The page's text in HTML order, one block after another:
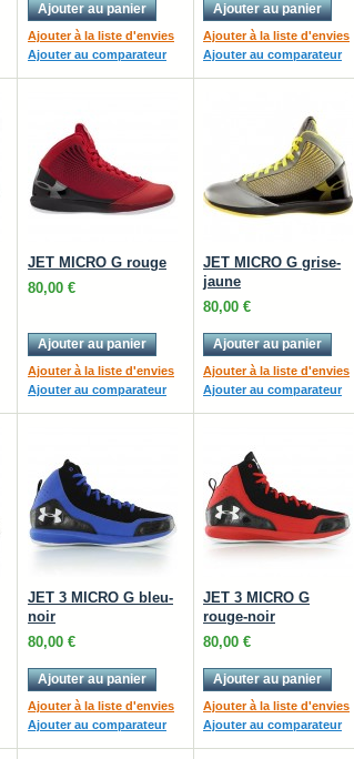
Ajouter au panier
Ajouter à la liste d'envies
Ajouter au comparateur
Ajouter au panier
Ajouter à la liste d'envies
Ajouter au comparateur
JET MICRO G rouge
80,00 €
Ajouter au panier
Ajouter à la liste d'envies
Ajouter au comparateur
JET MICRO G grise-
jaune
80,00 €
Ajouter au panier
Ajouter à la liste d'envies
Ajouter au comparateur
JET 3 MICRO G bleu-
noir
80,00 €
Ajouter au panier
Ajouter à la liste d'envies
Ajouter au comparateur
JET 3 MICRO G
rouge-noir
80,00 €
Ajouter au panier
Ajouter à la liste d'envies
Ajouter au comparateur